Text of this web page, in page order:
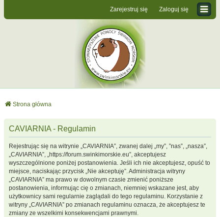
Zaloguj się
Zarejestruj się
Strona główna
CAVIARNIA - Regulamin
Rejestrując się na witrynie „CAVIARNIA”, zwanej dalej „my”, ”nas”, „nasza”,
„CAVIARNIA”, „https://forum.swinkimorskie.eu”, akceptujesz
wyszczególnione poniżej postanowienia. Jeśli ich nie akceptujesz, opuść to
miejsce, naciskając przycisk „Nie akceptuję”. Administracja witryny
„CAVIARNIA” ma prawo w dowolnym czasie zmienić poniższe
postanowienia, informując cię o zmianach, niemniej wskazane jest, aby
użytkownicy sami regularnie zaglądali do tego regulaminu. Korzystanie z
witryny „CAVIARNIA” po zmianach regulaminu oznacza, że akceptujesz te
zmiany ze wszelkimi konsekwencjami prawnymi.